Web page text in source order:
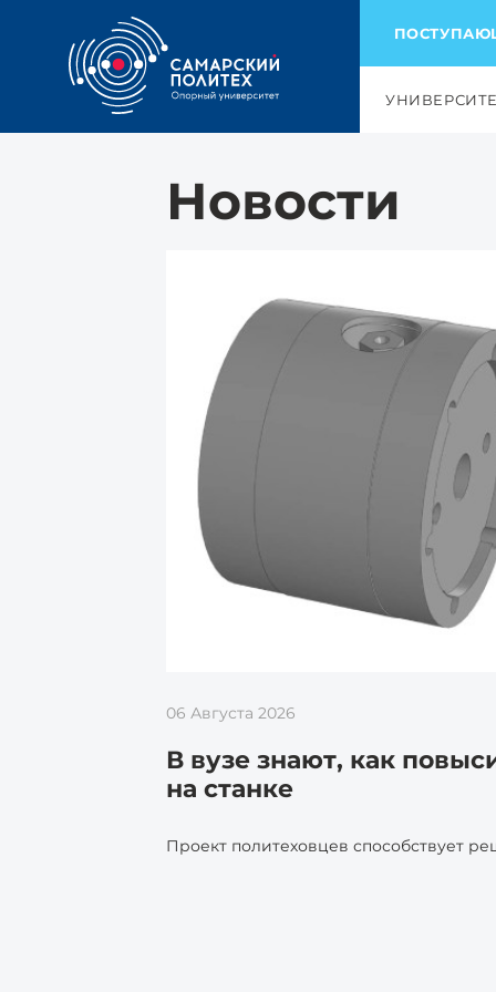
Новости
06 Августа 2026
В вузе знают, как
на станке
Проект политеховцев способствует